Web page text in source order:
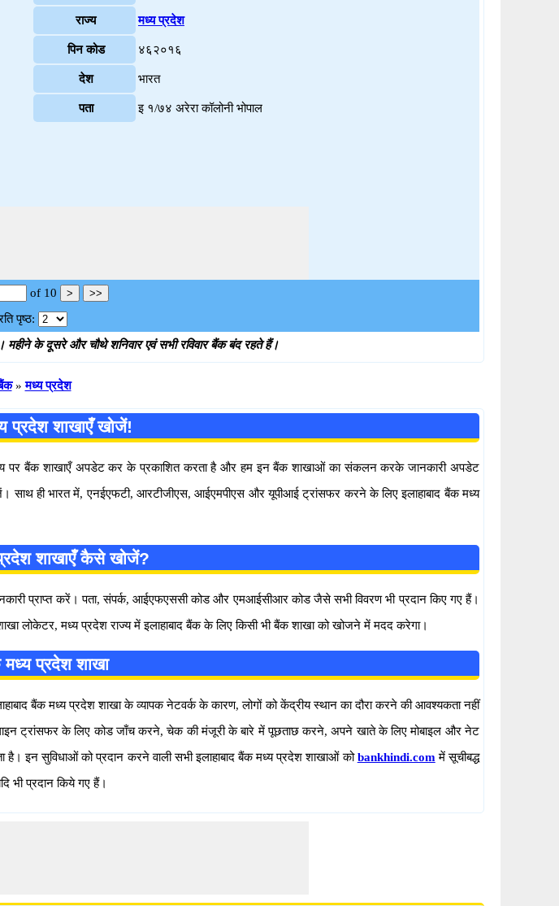
राज्य मध्य प्रदेश
पिन कोड ४६२०१६
देश भारत
पता इ १/७४ अरेरा कॉलोनी भोपाल
of 10
पृष्ठ:
के दूसरे और चौथे शनिवार एवं सभी रविवार बैंक बंद रहते हैं।
» मध्य प्रदेश
प्रदेश शाखाएँ खोजें!
समय पर बैंक शाखाएँ अपडेट कर के प्रकाशित करता है और हम इन बैंक शाखाओं का संकलन करके जानकारी अपडेट
साथ ही भारत में, एनईएफटी, आरटीजीएस, आईएमपीएस और यूपीआई ट्रांसफर करने के लिए इलाहाबाद बैंक मध्य
शाखाएँ कैसे खोजें?
प्राप्त करें। पता, संपर्क, आईएफएससी कोड और एमआईसीआर कोड जैसे सभी विवरण भी प्रदान किए गए हैं।
लोकेटर, मध्य प्रदेश राज्य में इलाहाबाद बैंक के लिए किसी भी बैंक शाखा को खोजने में मदद करेगा।
मध्य प्रदेश शाखा
बैंक मध्य प्रदेश शाखा के व्यापक नेटवर्क के कारण, लोगों को केंद्रीय स्थान का दौरा करने की आवश्यकता नहीं
ट्रांसफर के लिए कोड जाँच करने, चेक की मंजूरी के बारे में पूछताछ करने, अपने खाते के लिए मोबाइल और नेट
इन सुविधाओं को प्रदान करने वाली सभी इलाहाबाद बैंक मध्य प्रदेश शाखाओं कोbankhindi.com में सूचीबद्ध
भी प्रदान किये गए हैं।